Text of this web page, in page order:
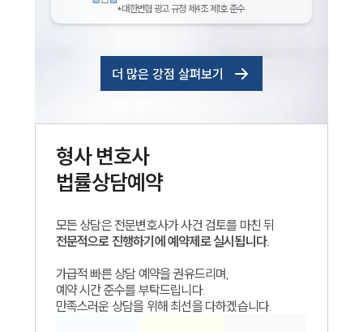
*대한변협 광고 규정 제4조 제1호 준수
더 많은 강점 살펴보기
형사변호사
법률상담예약
모든 상담은 전문변호사가 사건 검토를 마친 뒤
전문적으로 진행하기에 예약제로 실시됩니다.
가급적 빠른 상담 예약을 권유드리며,
예약 시간 준수를 부탁드립니다.
만족스러운 상담을 위해 최선을 다하겠습니다.